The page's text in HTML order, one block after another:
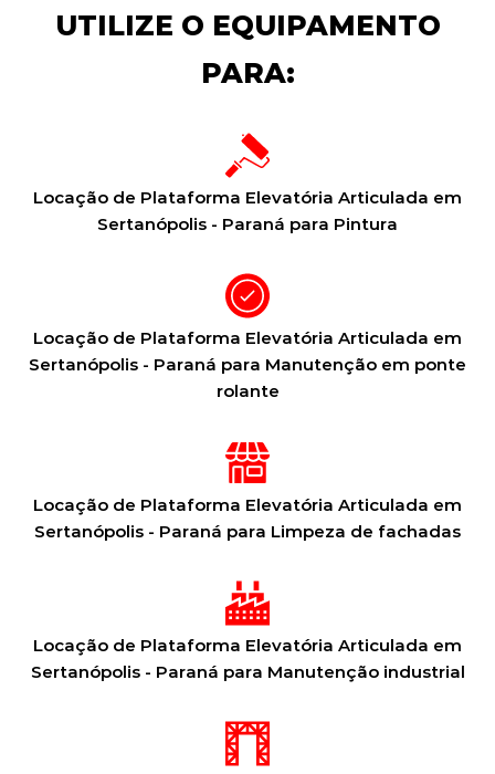
UTILIZE O EQUIPAMENTO
PARA:
Locação de Plataforma Elevatória Articulada em
Sertanópolis - Paraná para Pintura
Locação de Plataforma Elevatória Articulada em
Sertanópolis - Paraná para Manutenção em ponte
rolante
Locação de Plataforma Elevatória Articulada em
Sertanópolis - Paraná para Limpeza de fachadas
Locação de Plataforma Elevatória Articulada em
Sertanópolis - Paraná para Manutenção industrial